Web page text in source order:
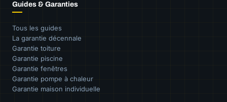
Guides & Garanties
Tous les guides
La garantie décennale
Garantie toiture
Garantie piscine
Garantie fenêtres
Garantie pompe à chaleur
Garantie maison individuelle